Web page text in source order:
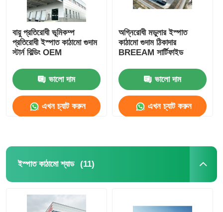
বায়ু প্রতিরোধী ভূমিকম্প
প্রতিরোধী ইস্পাত কাঠামো গুদাম
স্টার্ন বিল্ডিং OEM
ভালো দাম
এখন চ্যাট করুন
অগ্নিরোধী মডুলার ইস্পাত
কাঠামো গুদাম ঠিকাদার
BREEAM সার্টিফাইড
ভালো দাম
এখন চ্যাট করুন
ইস্পাত কাঠামো শ্যাড (11)